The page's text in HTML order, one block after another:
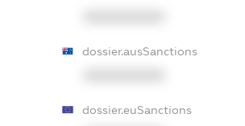
dossier.ausSanctions
dossier.euSanctions